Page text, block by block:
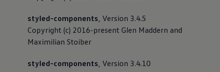
Lifestyle
Transport
Familie
Elektromobilität
Pannen- und Unfallhilfe
Volkswagen Kundenbetreuung
styled-components, Version 3.4.5
Copyright (c) 2016-present Glen Maddern and
Maximilian Stoiber
styled-components, Version 3.4.10